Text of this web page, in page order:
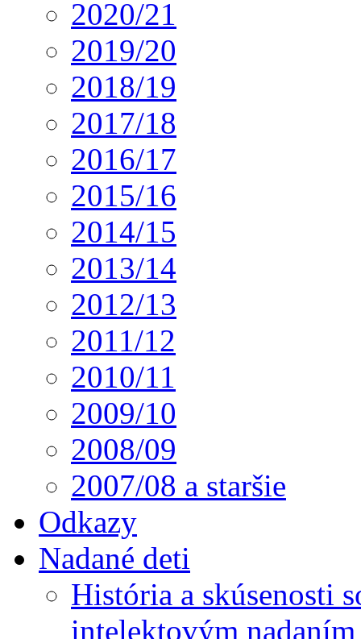
2020/21
2019/20
2018/19
2017/18
2016/17
2015/16
2014/15
2013/14
2012/13
2011/12
2010/11
2009/10
2008/09
2007/08 a staršie
Odkazy
Nadané deti
História a skúsenosti
intelektovým